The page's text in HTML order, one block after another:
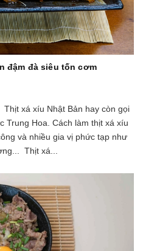
đậm đà siêu tốn cơm
xá xíu Nhật Bản hay còn gọi
Trung Hoa. Cách làm thịt xá xíu
và nhiều gia vị phức tạp như
Thịt xá...